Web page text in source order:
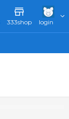
333shop login